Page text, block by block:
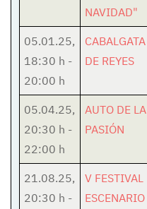
NAVIDAD"
05.01.25,
18:30 h -
20:00 h
CABALGATA
DE REYES
05.04.25,
20:30 h -
22:00 h
AUTO DE LA
PASIÓN
21.08.25,
20:30 h -
V FESTIVAL
ESCENARIO